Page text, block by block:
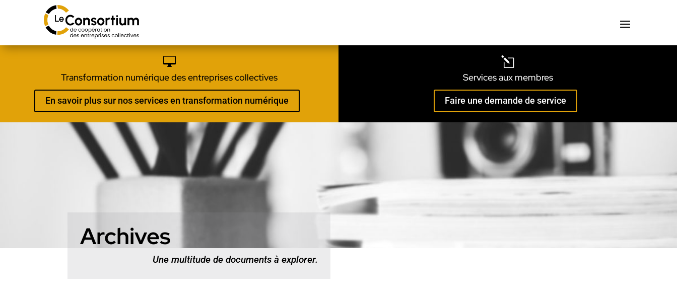

Transformation numérique des entreprises collectives
En savoir plus sur nos services en transformation numérique
l
Services aux membres
Faire une demande de service
Archives
Une multitude de documents à explorer.